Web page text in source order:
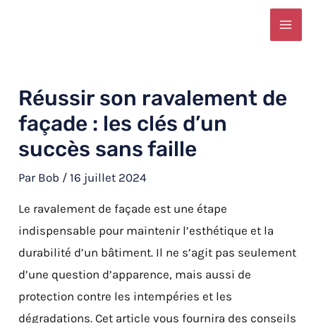
Réussir son ravalement de
façade : les clés d’un
succès sans faille
Par Bob /16 juillet 2024
Le ravalement de façade est une étape
indispensable pour maintenir l’esthétique et la
durabilité d’un bâtiment. Il ne s’agit pas seulement
d’une question d’apparence, mais aussi de
protection contre les intempéries et les
dégradations. Cet article vous fournira des conseils